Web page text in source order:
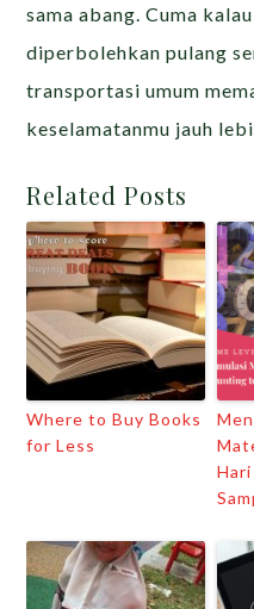
sama abang. Cuma
diperbolehkan pulang
transportasi umum
keselamatanmu jauh
Related Posts
Where to Buy Books
for Less